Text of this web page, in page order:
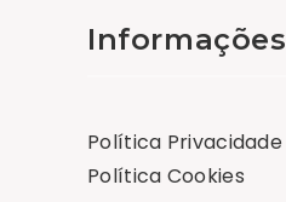
Informações
Política Privacidade
Política Cookies